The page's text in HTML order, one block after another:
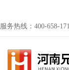
服务热线：400-658-